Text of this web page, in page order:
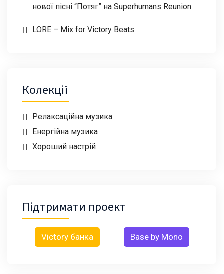
нової пісні “Потяг” на Superhumans Reunion
LORE – Mix for Victory Beats
Колекції
Релаксаційна музика
Енергійна музика
Хороший настрій
Підтримати проект
Victory банка Base by Mono